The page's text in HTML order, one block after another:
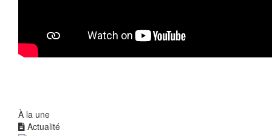
À la une
Actualité